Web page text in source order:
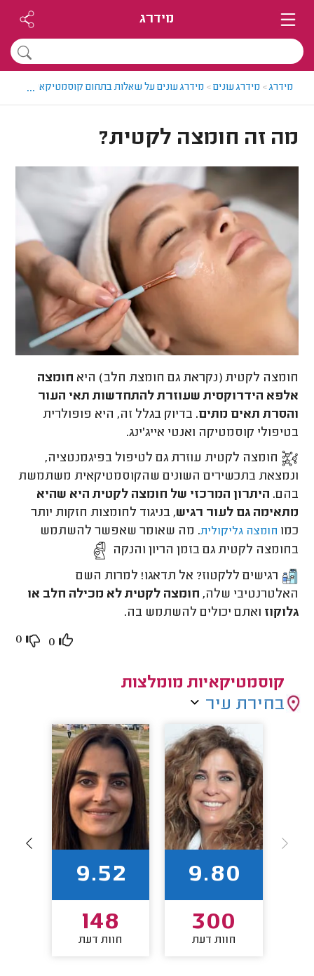
מידרג
מידרג> מידרג עונים> מידרג עונים על שאלות בתחום קוסמטיקאיות
...
מה זה חומצה לקטית?
חומצה לקטית (נקראת גם חומצת חלב) היא חומצה
אלפא הידרוקסית שעוזרת להתחדשות תאי העור
והסרת תאים מתים. בדיוק בגלל זה, היא פופולרית
בטיפולי קוסמטיקה ואנטי אייג'ינג.
חומצה לקטית עוזרת גם לטיפול בפיגמנטציה,
ונמצאת בתכשירים השונים שהקוסמטיקאית משתמשת
בהם. היתרון המרכזי של חומצה לקטית היא שהיא
מתאימה גם לעור רגיש, בניגוד לחומצות חזקות יותר
כמו חומצה גליקולית. מה שאומר שאפשר להשתמש
בחומצה לקטית גם בזמן הריון והנקה
רגישים ללקטוז? אל תדאגו! למרות השם
האלטרנטיבי שלה, חומצה לקטית לא מכילה חלב או
גלוקוז ואתם יכולים להשתמש בה.
0
0
קוסמטיקאיות מומלצות
בחירת עיר
9.80
300
חוות דעת
9.52
148
חוות דעת